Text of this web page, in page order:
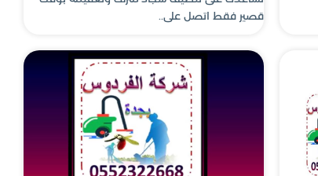
قصير فقط اتصل على..